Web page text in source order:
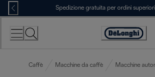
Skip
to
Content
Spedizione gratuita per ordini
Accessibility
Caffè Macchine da caffè Macchine